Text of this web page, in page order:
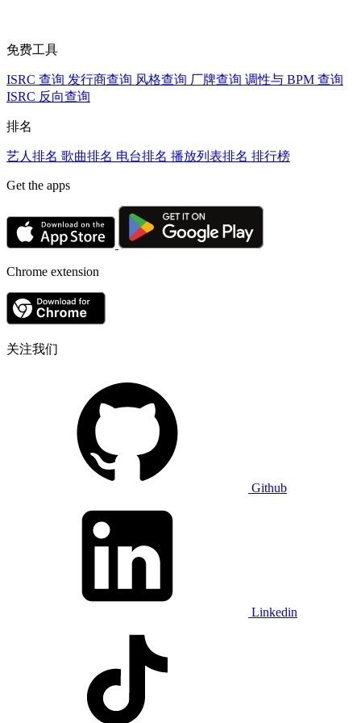
免费工具
ISRC 查询 发行商查询 风格查询 厂牌查询 调性与 BPM 查询
ISRC 反向查询
排名
艺人排名 歌曲排名 电台排名 播放列表排名 排行榜
Get the apps
Chrome extension
关注我们
Github
Linkedin